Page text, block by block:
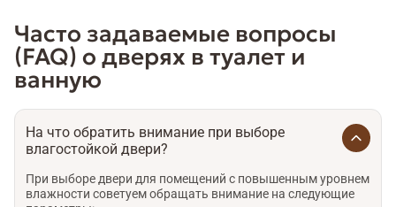
Часто задаваемые вопросы
(FAQ) о дверях в туалет и
ванную
На что обратить внимание при выборе
влагостойкой двери?
При выборе двери для помещений с повышенным уровнем
влажности советуем обращать внимание на следующие